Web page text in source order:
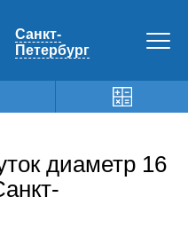
Санкт-
Петербург
диаметр 16